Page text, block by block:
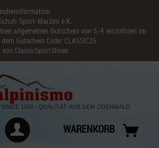
Sport-Marzini e.K.
allgemeinen Gutschein von 5,-€ einzulösen im
Gutschein Code: CLASSIC26
von ClassicSportShoes
1949 - QUALITÄT AUS DEM ODENWALD
WARENKORB